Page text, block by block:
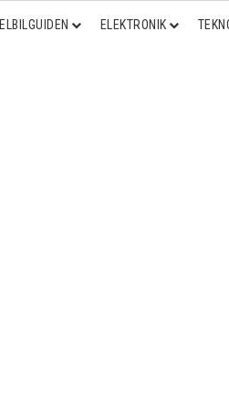
ELBILGUIDEN ELEKTRONIK